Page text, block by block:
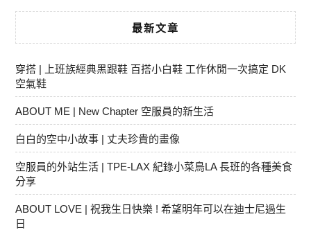
最新文章
穿搭 | 上班族經典黑跟鞋 百搭小白鞋 工作休閒一次搞定 DK
空氣鞋
ABOUT ME | New Chapter 空服員的新生活
白白的空中小故事 | 丈夫珍貴的畫像
空服員的外站生活 | TPE-LAX 紀錄小菜鳥LA 長班的各種美食
分享
ABOUT LOVE | 祝我生日快樂 ! 希望明年可以在迪士尼過生
日